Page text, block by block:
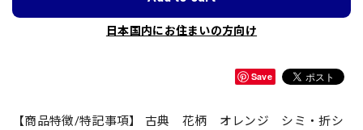
日本国内にお住まいの方向け
Save
【商品特徴/特記事項】 古典 花柄 オレンジ シミ・折シ